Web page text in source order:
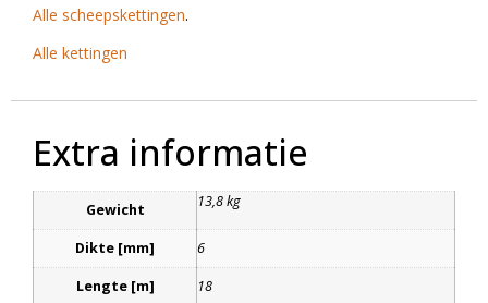
Alle scheepskettingen.
Alle kettingen
Extra informatie
Gewicht 13,8 kg
Dikte [mm] 6
Lengte [m] 18